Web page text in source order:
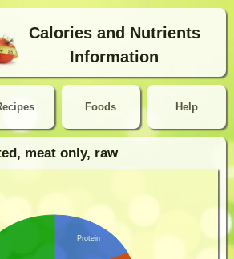
Calories and Nutrients
Information
Help
Foods
meat only, raw
Protein